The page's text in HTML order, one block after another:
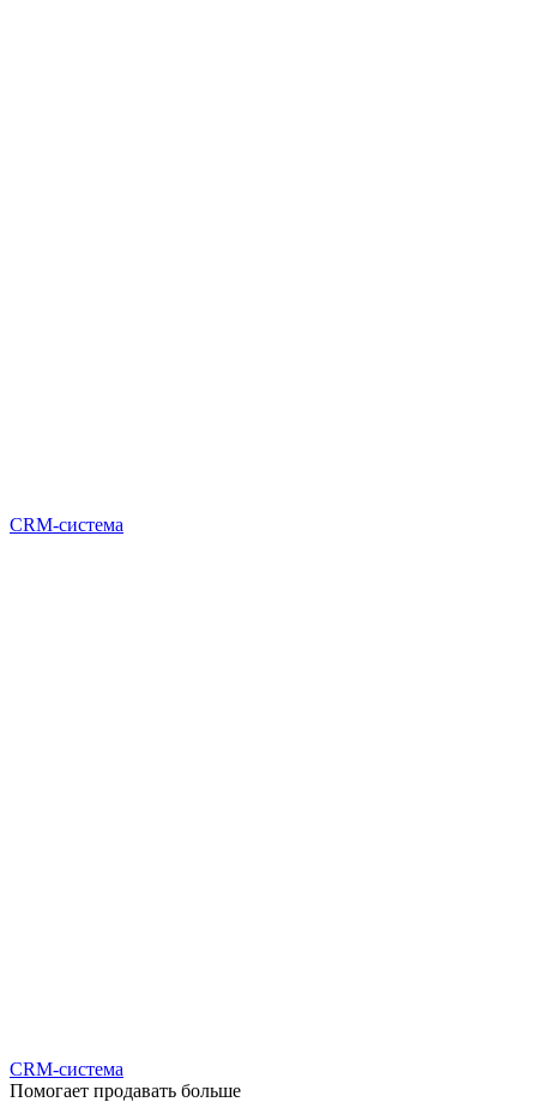
CRM-система
CRM-система
Помогает продавать больше